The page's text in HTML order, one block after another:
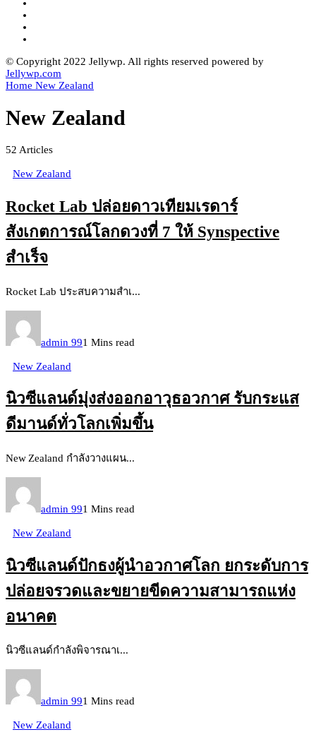
© Copyright 2022 Jellywp. All rights reserved powered by
Jellywp.com
Home New Zealand
New Zealand
52 Articles
New Zealand
Rocket Lab ปล่อยดาวเทียมเรดาร์
สังเกตการณ์โลกดวงที่ 7 ให้ Synspective
สำเร็จ
Rocket Lab ประสบความสำเ...
admin 991 Mins read
New Zealand
นิวซีแลนด์มุ่งส่งออกอาวุธอวกาศ รับกระแส
ดีมานด์ทั่วโลกเพิ่มขึ้น
New Zealand กำลังวางแผน...
admin 991 Mins read
New Zealand
นิวซีแลนด์ปักธงผู้นำอวกาศโลก ยกระดับการ
ปล่อยจรวดและขยายขีดความสามารถแห่ง
อนาคต
นิวซีแลนด์กำลังพิจารณาเ...
admin 991 Mins read
New Zealand